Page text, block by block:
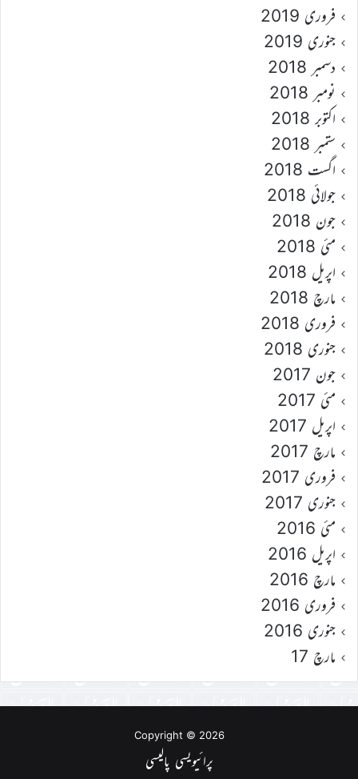
فروری 2019
جنوری 2019
دسمبر 2018
نومبر 2018
اکتوبر 2018
ستمبر 2018
اگست 2018
جولائی 2018
جون 2018
مئی 2018
اپریل 2018
مارچ 2018
فروری 2018
جنوری 2018
جون 2017
مئی 2017
اپریل 2017
مارچ 2017
فروری 2017
جنوری 2017
مئی 2016
اپریل 2016
مارچ 2016
فروری 2016
جنوری 2016
مارچ 17
Copyright © 2026
پرائیویسی پالیسی